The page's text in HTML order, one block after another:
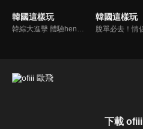
韓國這樣玩 韓國這樣玩
下載